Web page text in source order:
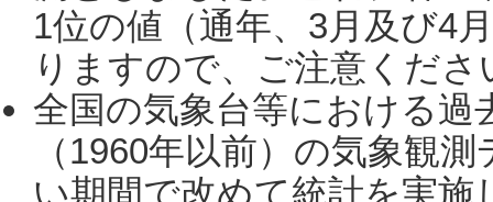
1位の値（通年、3月及び4
りますので、ご注意くだ
全国の気象台等における過
（1960年以前）の気象観
い期間で改めて統計を実